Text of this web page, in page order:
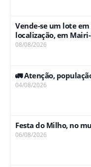
Vende-se um lote
localização, em
08/08/2026
🚛 Atenção,
04/08/2026
Festa do Milho, no
06/08/2026